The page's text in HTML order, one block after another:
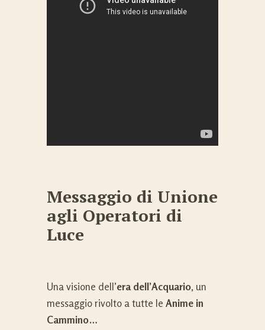
Messaggio di Unione
agli Operatori di
Luce
Una visione dell’era dell’Acquario, un
messaggio rivolto a tutte le Anime in
Cammino…